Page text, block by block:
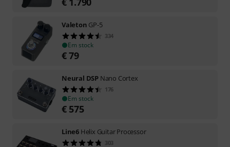
Valeton GP-5
334
Em stock
€79
Neural DSP Nano Cortex
176
Em stock
€ 575
Line6 Helix Guitar Processor
303